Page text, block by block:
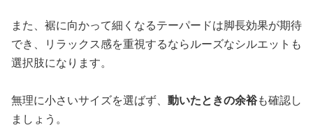
また、裾に向かって細くなるテーパードは脚長効果が期待
でき、リラックス感を重視するならルーズなシルエットも
選択肢になります。
無理に小さいサイズを選ばず、 動いたときの余裕も確認し
ましょう。